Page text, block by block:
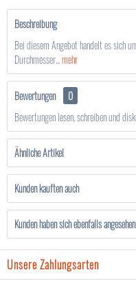
Beschreibung
Bei diesem Angebot handelt es sich
Durchmesser...mehr
Bewertungen
0
Bewertungen lesen, schreiben und
Ähnliche Artikel
Kunden kauften auch
Kunden haben sich ebenfalls angesehen
Unsere Zahlungsarten